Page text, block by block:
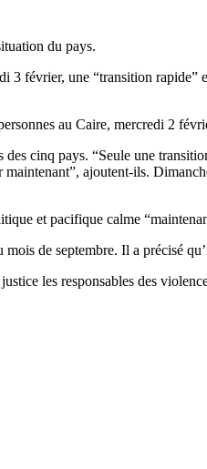
du pays.
3 février, une “transition
au Caire, mercredi 2
cinq pays. “Seule une
ajoutent-ils.
et pacifique calme
de septembre. Il a précisé
les responsables des